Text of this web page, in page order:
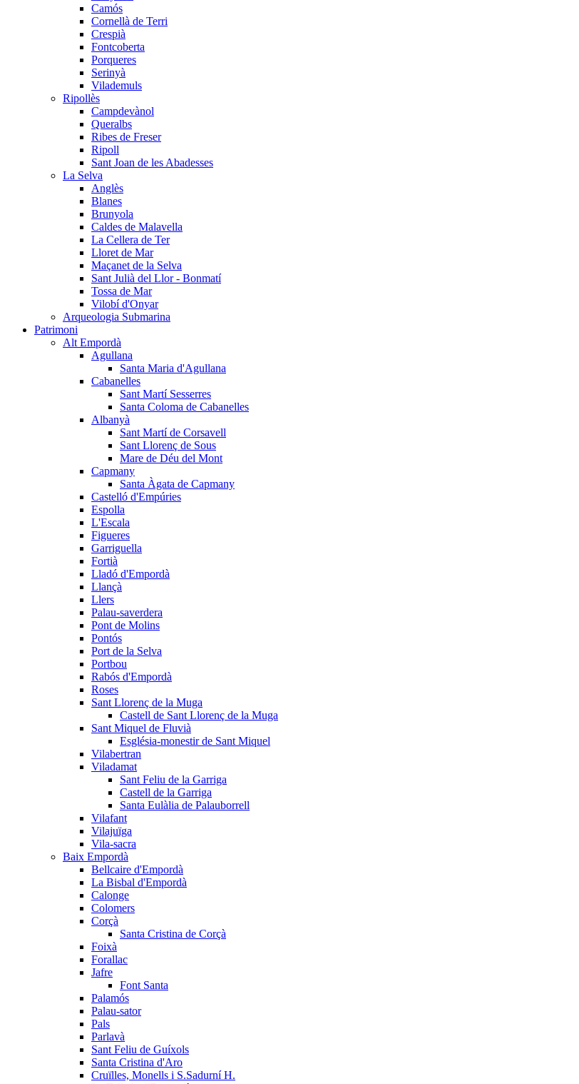
Camós
Cornellà de Terri
Crespià
Fontcoberta
Porqueres
Serinyà
Vilademuls
Ripollès
Campdevànol
Queralbs
Ribes de Freser
Ripoll
Sant Joan de les Abadesses
La Selva
Anglès
Blanes
Brunyola
Caldes de Malavella
La Cellera de Ter
Lloret de Mar
Maçanet de la Selva
Sant Julià del Llor - Bonmatí
Tossa de Mar
Vilobí d'Onyar
Arqueologia Submarina
Patrimoni
Alt Empordà
Agullana
Santa Maria d'Agullana
Cabanelles
Sant Martí Sesserres
Santa Coloma de Cabanelles
Albanyà
Sant Martí de Corsavell
Sant Llorenç de Sous
Mare de Déu del Mont
Capmany
Santa Àgata de Capmany
Castelló d'Empúries
Espolla
L'Escala
Figueres
Garriguella
Fortià
Lladó d'Empordà
Llançà
Llers
Palau-saverdera
Pont de Molins
Pontós
Port de la Selva
Portbou
Rabós d'Empordà
Roses
Sant Llorenç de la Muga
Castell de Sant Llorenç de la Muga
Sant Miquel de Fluvià
Església-monestir de Sant Miquel
Vilabertran
Viladamat
Sant Feliu de la Garriga
Castell de la Garriga
Santa Eulàlia de Palauborrell
Vilafant
Vilajuïga
Vila-sacra
Baix Empordà
Bellcaire d'Empordà
La Bisbal d'Empordà
Calonge
Colomers
Corçà
Santa Cristina de Corçà
Foixà
Forallac
Jafre
Font Santa
Palamós
Palau-sator
Pals
Parlavà
Sant Feliu de Guíxols
Santa Cristina d'Aro
Cruïlles, Monells i S.Sadurní H.